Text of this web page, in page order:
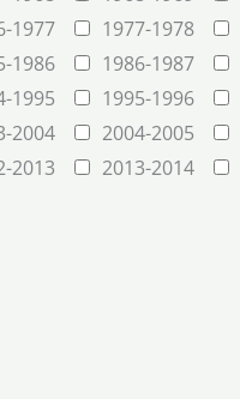
1977 1977-1978
1986 1986-1987
1995 1995-1996
2004 2004-2005
2013 2013-2014